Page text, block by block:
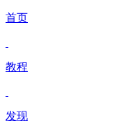
首页
教程
发现